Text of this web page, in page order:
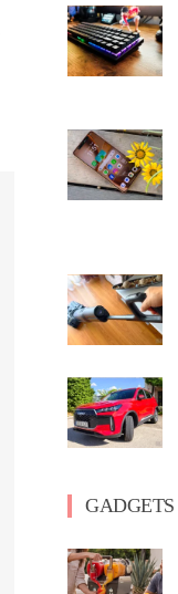
GADGETS